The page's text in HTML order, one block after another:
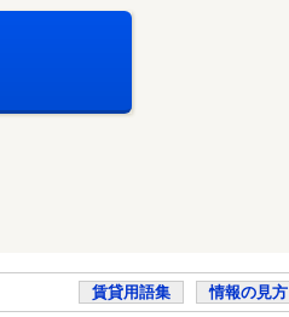
賃貸用語集 情報の見方